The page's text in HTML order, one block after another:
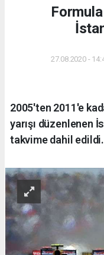
27.08.2020 -
2005'ten 2011'e
yarışı düzenlenen
takvime dahil edildi.